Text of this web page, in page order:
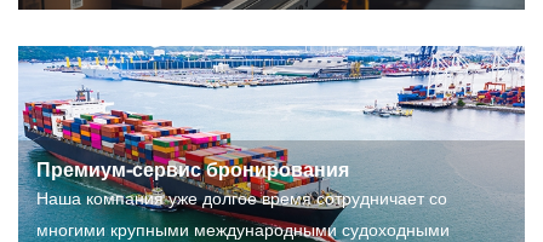
Премиум-сервис бронирования
Наша компания уже долгое время сотрудничает со
многими крупными международными судоходными